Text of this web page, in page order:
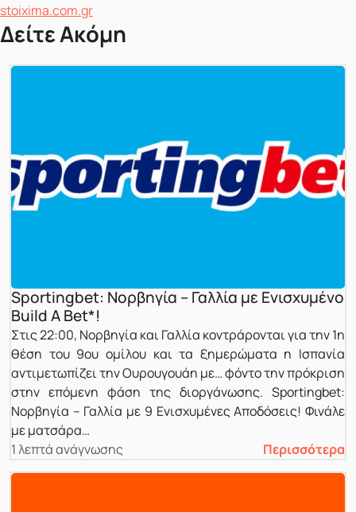
Δημοσιεύτηκε από
stoixima.com.gr
Δείτε Ακόμη
Sportingbet: Νορβηγία – Γαλλία με Ενισχυμένο
Build A Bet*!
Στις 22:00, Νορβηγία και Γαλλία κοντράρονται για την 1η
θέση του 9ου ομίλου και τα ξημερώματα η Ισπανία
αντιμετωπίζει την Ουρουγουάη με… φόντο την πρόκριση
στην επόμενη φάση της διοργάνωσης. Sportingbet:
Νορβηγία – Γαλλία με 9 Ενισχυμένες Αποδόσεις! Φινάλε
με ματσάρα…
1 λεπτά ανάγνωσης
Περισσότερα